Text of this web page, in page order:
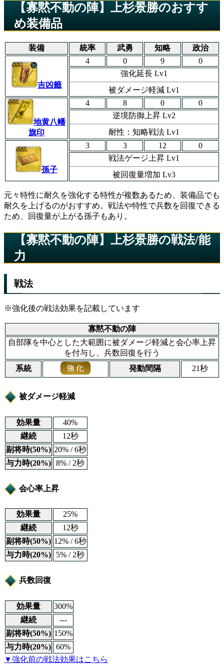
【寡黙不動の陣】上杉景勝のおすす
め装備品
装備 統率 武勇 知略 政治
吉凶籤
4 0 9
0
強化延長 Lv1
被ダメージ軽減 Lv1
地黄八幡
旗印
4 8 0
0
逆境防御上昇 Lv2
耐性：知略戦法 Lv1
孫子
3 3 12
0
戦法ゲージ上昇 Lv1
被回復量増加 Lv3
元々特性に耐久を強化する特性が複数あるため、装備品でも
耐久を上げるのがおすすめ。戦法や特性で兵数を回復できる
ため、回復量が上がる孫子もあり。
【寡黙不動の陣】上杉景勝の戦法/能
力
戦法
※強化後の戦法効果を記載しています
寡黙不動の陣
自部隊を中心とした大範囲に被ダメージ軽減と会心率上昇
を付与し、兵数回復を行う
系統
発動間隔 21秒
被ダメージ軽減
効果量
40%
継続
12秒
副将時(50%) 20% / 6秒
与力時(20%) 8% / 2秒
会心率上昇
効果量
25%
継続
12秒
副将時(50%) 12% / 6秒
与力時(20%)
5% / 2秒
兵数回復
効果量
300%
継続
---
副将時(50%) 150%
与力時(20%) 60%
▼強化前の戦法効果はこちら